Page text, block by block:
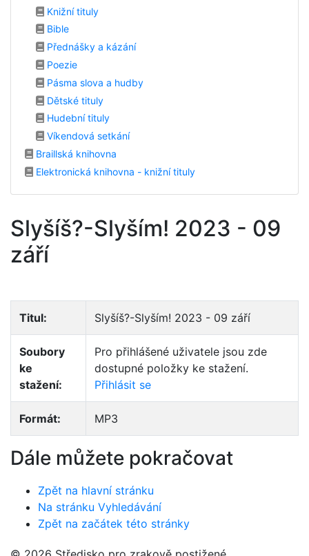
Knižní tituly
Bible
Přednášky a kázání
Poezie
Pásma slova a hudby
Dětské tituly
Hudební tituly
Víkendová setkání
Braillská knihovna
Elektronická knihovna - knižní tituly
Slyšíš?-Slyším! 2023 - 09
září
Titul: Slyšíš?-Slyším! 2023 - 09 září
Soubory
ke
stažení:
Pro přihlášené uživatele jsou zde
dostupné položky ke stažení.
Přihlásit se
Formát: MP3
Dále můžete pokračovat
Zpět na hlavní stránku
Na stránku Vyhledávání
Zpět na začátek této stránky